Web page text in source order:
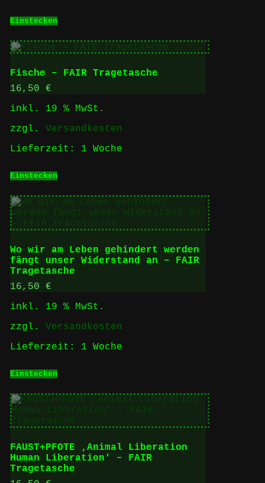
Einstecken
Fische – FAIR Tragetasche
16,50 €
inkl. 19 % MwSt.
zzgl. Versandkosten
Lieferzeit: 1 Woche
Einstecken
Wo wir am Leben gehindert werden
fängt unser Widerstand an – FAIR
Tragetasche
16,50 €
inkl. 19 % MwSt.
zzgl. Versandkosten
Lieferzeit: 1 Woche
Einstecken
FAUST+PFOTE ‚Animal Liberation
Human Liberation‘ – FAIR
Tragetasche